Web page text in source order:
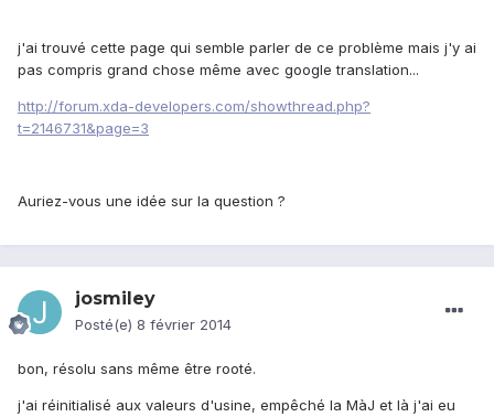
j'ai trouvé cette page qui semble parler de ce problème mais j'y ai
pas compris grand chose même avec google translation...
http://forum.xda-developers.com/showthread.php?
t=2146731&page=3
Auriez-vous une idée sur la question ?
josmiley
Posté(e) 8 février 2014
bon, résolu sans même être rooté.
j'ai réinitialisé aux valeurs d'usine, empêché la MàJ et là j'ai eu